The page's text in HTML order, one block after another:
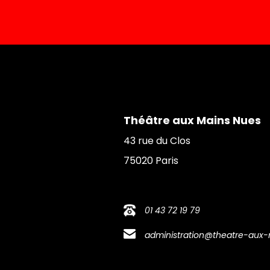
Théâtre aux Mains Nues
43 rue du Clos
75020 Paris
01 43 72 19 79
administration@theatre-